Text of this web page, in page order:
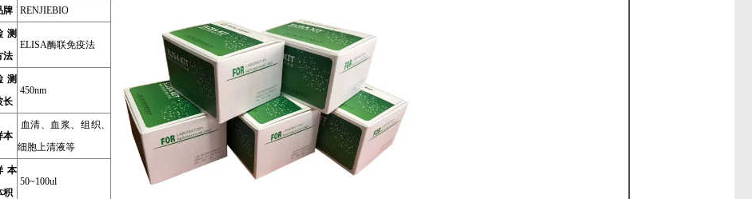
牌 RENJIEBIO
测
法
ELISA酶联免疫法
测
长
450nm
本
血清、血浆、组织、
细胞上清液等
本
积
50~100ul